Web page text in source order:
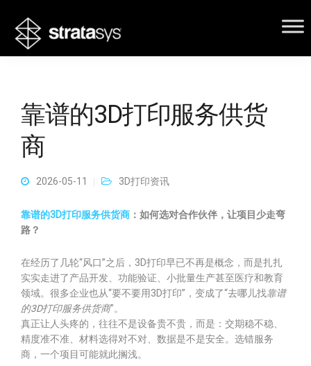
靠谱的3D打印服务供货
商
2026-05-11 3D打印资讯
靠谱的3D打印服务供货商 ：如何选对合作伙伴，让项目少走弯
路？
在经历了几轮“风口”之后，3D打印早已不再是概念，而是扎扎
实实走进了产品开发、功能验证、小批量生产甚至医疗和教育
领域。很多企业也从“要不要用3D打印”，变成了“去哪儿找靠谱
的3D打印服务供货商”。
真正让人头疼的，往往不是设备贵不贵，而是：交期稳不稳、
精度准不准、材料选得对不对、数据是不是安全。选错服务
商，一个项目可能就此搁浅。